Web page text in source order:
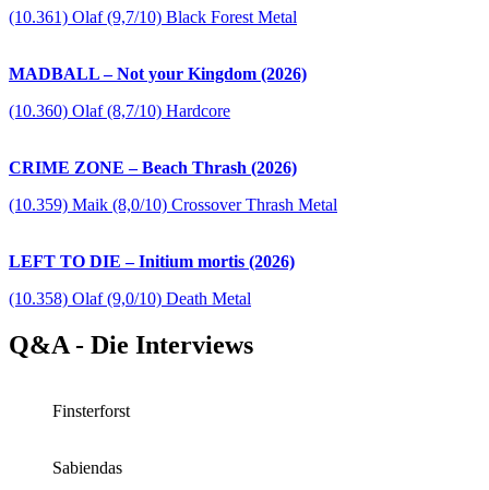
(10.361) Olaf (9,7/10) Black Forest Metal
MADBALL – Not your Kingdom (2026)
(10.360) Olaf (8,7/10) Hardcore
CRIME ZONE – Beach Thrash (2026)
(10.359) Maik (8,0/10) Crossover Thrash Metal
LEFT TO DIE – Initium mortis (2026)
(10.358) Olaf (9,0/10) Death Metal
Q&A - Die Interviews
Finsterforst
Sabiendas